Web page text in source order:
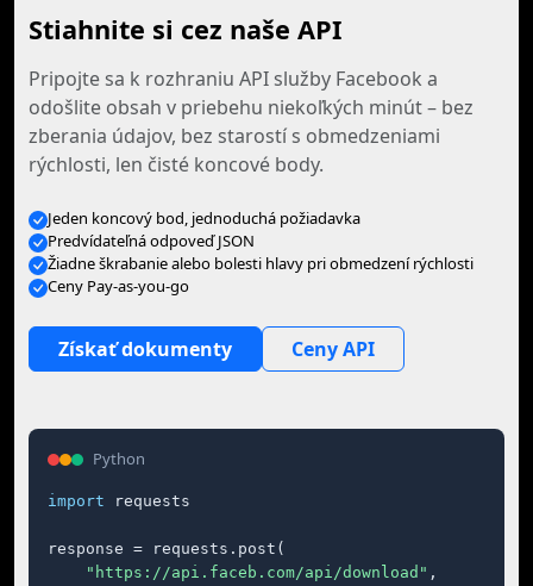
Stiahnite si cez naše API
Pripojte sa k rozhraniu API služby Facebook a
odošlite obsah v priebehu niekoľkých minút – bez
zberania údajov, bez starostí s obmedzeniami
rýchlosti, len čisté koncové body.
Jeden koncový bod, jednoduchá požiadavka
Predvídateľná odpoveď JSON
Žiadne škrabanie alebo bolesti hlavy pri obmedzení rýchlosti
Ceny Pay-as-you-go
Získať dokumenty Ceny API
Python
import requests
response = requests.post(
"https://api.faceb.com/api/download" ,